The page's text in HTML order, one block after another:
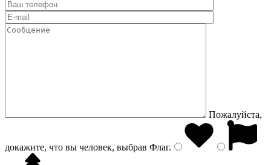
Пожалуйста,
докажите, что вы человек, выбрав Флаг.